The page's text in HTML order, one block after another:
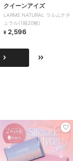
クイーンアイズ
LARME NATURAL ラルムナチ
ュラル(1箱20枚)
¥ 2,596